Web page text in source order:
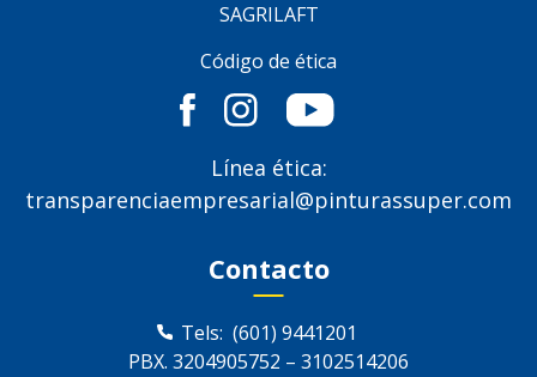
SAGRILAFT
Código de ética
Línea ética:
transparenciaempresarial@pinturassuper.com
Contacto
Tels: (601) 9441201
PBX. 3204905752 – 3102514206